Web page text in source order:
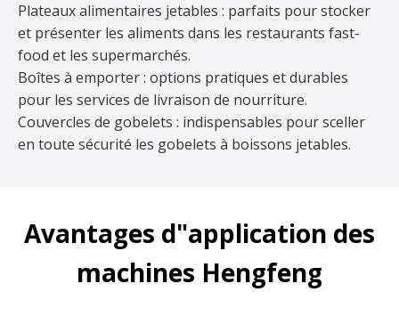
Plateaux alimentaires jetables : parfaits pour stocker
et présenter les aliments dans les restaurants fast-
food et les supermarchés.
Boîtes à emporter : options pratiques et durables
pour les services de livraison de nourriture.
Couvercles de gobelets : indispensables pour sceller
en toute sécurité les gobelets à boissons jetables.
Avantages d"application des
machines Hengfeng